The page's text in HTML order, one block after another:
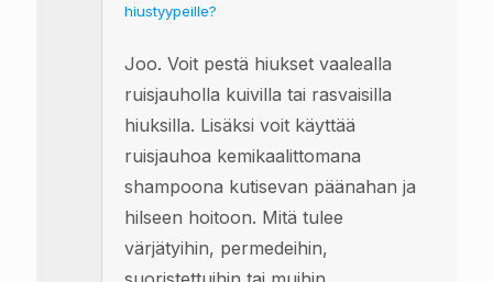
hiustyypeille?
Joo. Voit pestä hiukset vaalealla
ruisjauholla kuivilla tai rasvaisilla
hiuksilla. Lisäksi voit käyttää
ruisjauhoa kemikaalittomana
shampoona kutisevan päänahan ja
hilseen hoitoon. Mitä tulee
värjätyihin, permedeihin,